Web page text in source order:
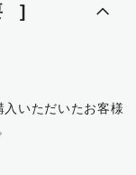
いただいたお客様